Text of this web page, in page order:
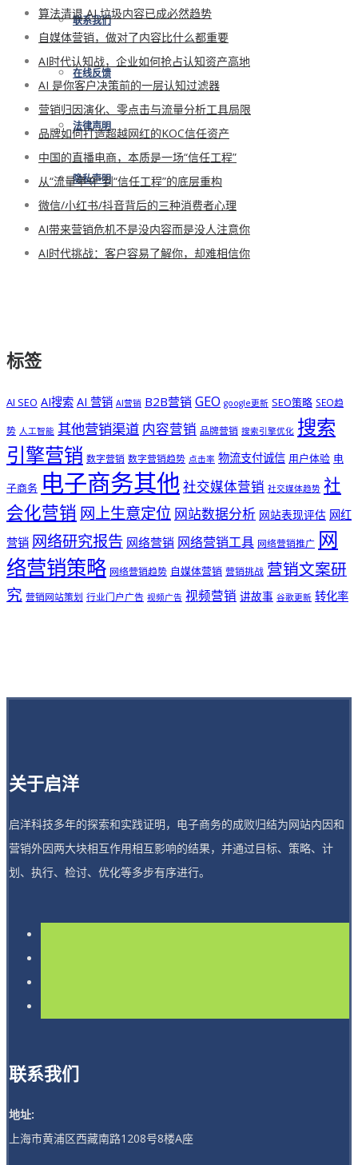
联系我们
在线反馈
法律声明
隐私声明
算法清退 AI 垃圾内容已成必然趋势
自媒体营销，做对了内容比什么都重要
AI时代认知战，企业如何抢占认知资产高地
AI 是你客户决策前的一层认知过滤器
营销归因演化、零点击与流量分析工具局限
品牌如何打造超越网红的KOC信任资产
中国的直播电商，本质是一场“信任工程”
从“流量争夺”到“信任工程”的底层重构
微信/小红书/抖音背后的三种消费者心理
AI带来营销危机不是没内容而是没人注意你
AI时代挑战：客户容易了解你，却难相信你
标签
AI SEO AI搜索 AI 营销 AI营销 B2B营销 GEO google更新 SEO策略 SEO趋
势 人工智能 其他营销渠道 内容营销 品牌营销 搜索引擎优化 搜索
引擎营销 数字营销 数字营销趋势 点击率 物流支付诚信 用户体验 电
子商务 电子商务其他社交媒体营销 社交媒体趋势 社
会化营销 网上生意定位 网站数据分析 网站表现评估 网红
营销 网络研究报告 网络营销 网络营销工具 网络营销推广 网
络营销策略 网络营销趋势 自媒体营销 营销挑战 营销文案研
究 营销网站策划 行业门户广告 视频广告 视频营销 讲故事 谷歌更新 转化率
关于启洋
启洋科技多年的探索和实践证明，电子商务的成败归结为网站内因和
营销外因两大块相互作用相互影响的结果，并通过目标、策略、计
划、执行、检讨、优化等多步有序进行。
联系我们
地址:
上海市黄浦区西藏南路1208号8楼A座